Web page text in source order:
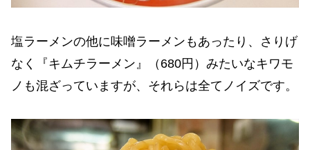
塩ラーメンの他に味噌ラーメンもあったり、さりげ
なく『キムチラーメン』（680円）みたいなキワモ
ノも混ざっていますが、それらは全てノイズです。